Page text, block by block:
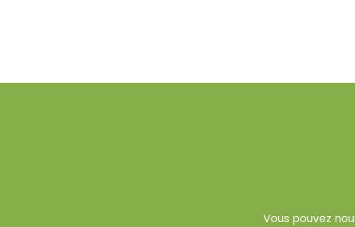
Vous pouvez